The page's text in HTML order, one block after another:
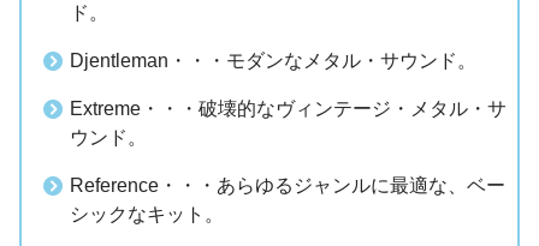
ド。
Djentleman・・・モダンなメタル・サウンド。
Extreme・・・破壊的なヴィンテージ・メタル・サ
ウンド。
Reference・・・あらゆるジャンルに最適な、ベー
シックなキット。